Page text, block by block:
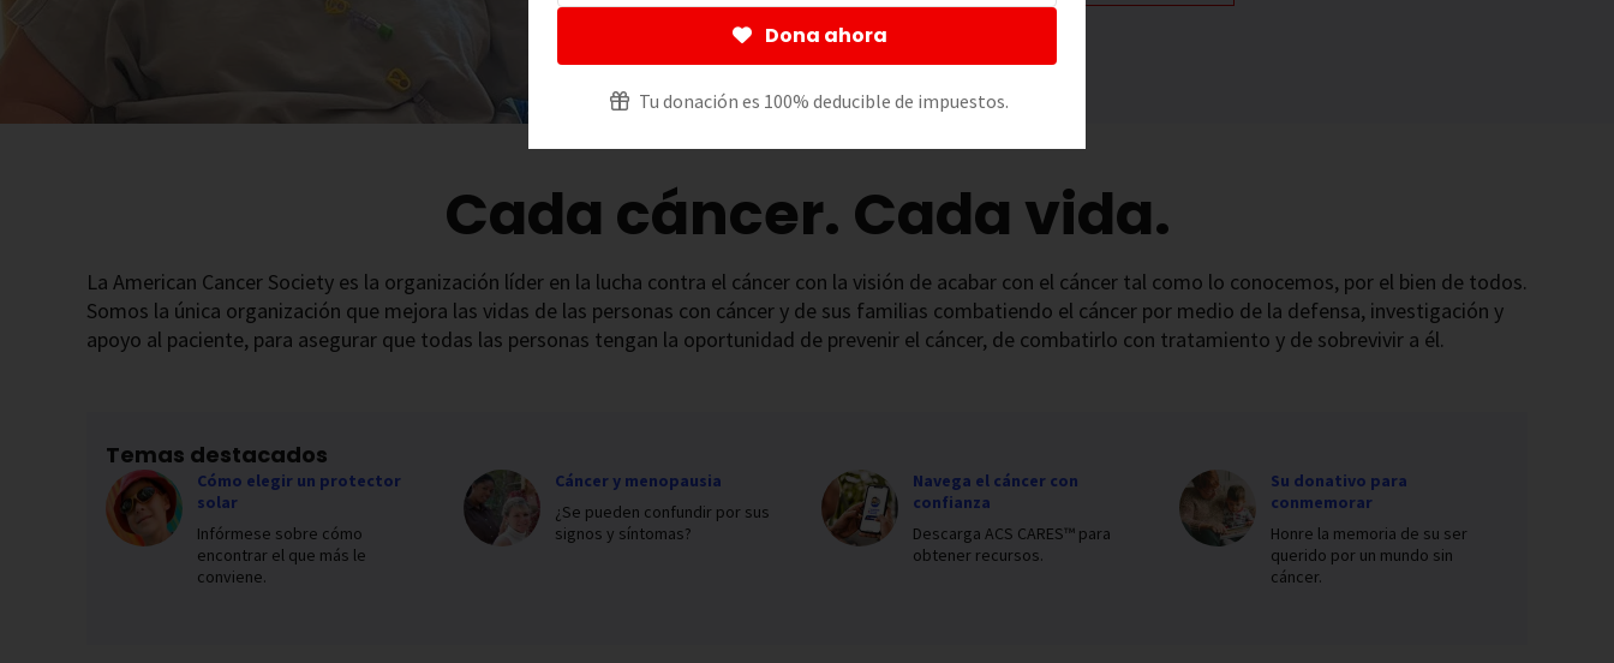
Dona ahora
Tu donación es 100% deducible de impuestos.
Cada cáncer. Cada vida.
La American Cancer Society es la organización líder en la lucha contra el cáncer con la visión de acabar con el cáncer tal como lo conocemos, por el bien de todos.
Somos la única organización que mejora las vidas de las personas con cáncer y de sus familias combatiendo el cáncer por medio de la defensa, investigación y
apoyo al paciente, para asegurar que todas las personas tengan la oportunidad de prevenir el cáncer, de combatirlo con tratamiento y de sobrevivir a él.
Temas destacados
Cómo elegir un protector
solar
Infórmese sobre cómo
encontrar el que más le
conviene.
Cáncer y menopausia
¿Se pueden confundir por sus
signos y síntomas?
Navega el cáncer con
confianza
Descarga ACS CARES™ para
obtener recursos.
Su donativo para
conmemorar
Honre la memoria de su ser
querido por un mundo sin
cáncer.